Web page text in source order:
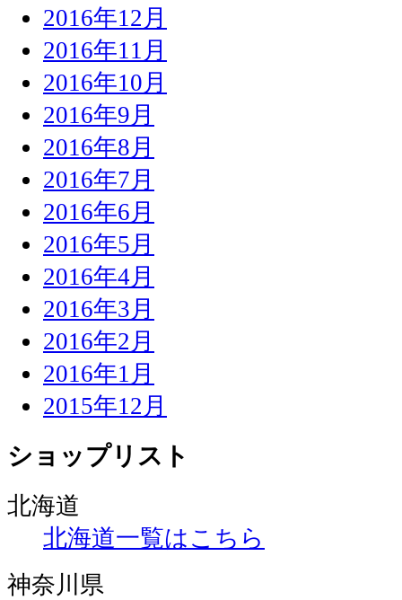
2016年12月
2016年11月
2016年10月
2016年9月
2016年8月
2016年7月
2016年6月
2016年5月
2016年4月
2016年3月
2016年2月
2016年1月
2015年12月
ショップリスト
北海道
北海道一覧はこちら
神奈川県